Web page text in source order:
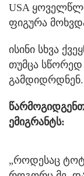
USA
ფიგურა
ისინი სხვა
თუმცა სწორედ
გამდიდრდნენ.
ემიგრანტს:
„როდესაც